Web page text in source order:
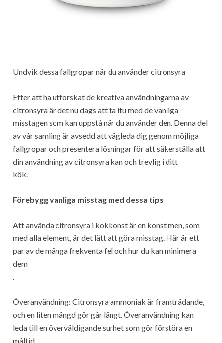
Undvik dessa fallgropar när du använder citronsyra
Efter att ha utforskat de kreativa användningarna av
citronsyra är det nu dags att ta itu med de vanliga
misstagen som kan uppstå när du använder den. Denna del
av vår samling är avsedd att vägleda dig genom möjliga
fallgropar och presentera lösningar för att säkerställa att
din användning av citronsyra kan och trevlig i ditt
kök.
Förebygg vanliga misstag med dessa tips
Att använda citronsyra i kokkonst är en konst men, som
med alla element, är det lätt att göra misstag. Här är ett
par av de många frekventa fel och hur du kan minimera
dem
.
Överanvändning: Citronsyra ammoniak är framträdande,
och en liten mängd gör går långt. Överanvändning kan
leda till en överväldigande surhet som gör förstöra en
måltid.